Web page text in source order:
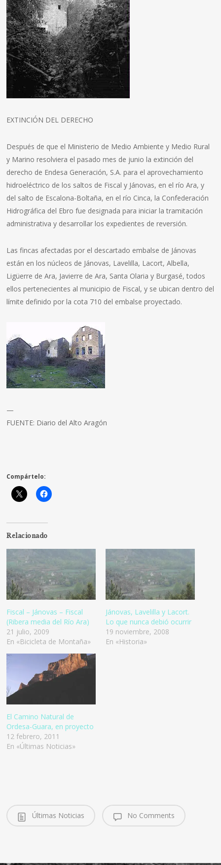
EXTINCIÓN DEL DERECHO
Después de que el Ministerio de Medio Ambiente y Medio Rural
y Marino resolviera el pasado mes de junio la extinción del
derecho de Endesa Generación, S.A. para el aprovechamiento
hidroeléctrico de los saltos de Fiscal y Jánovas, en el río Ara, y
del salto de Escalona-Boltaña, en el río Cinca, la Confederación
Hidrográfica del Ebro fue designada para iniciar la tramitación
administrativa y desarrollar los expedientes de reversión.
Las fincas afectadas por el descartado embalse de Jánovas
están en los núcleos de Jánovas, Lavelilla, Lacort, Albella,
Ligüerre de Ara, Javierre de Ara, Santa Olaria y Burgasé, todos
ellos pertenecientes al municipio de Fiscal, y se ubican dentro del
límite definido por la cota 710 del embalse proyectado.
—
FUENTE: Diario del Alto Aragón
Compártelo:
Relacionado
Fiscal – Jánovas – Fiscal
(Ribera media del Río Ara)
21 julio, 2009
En «Bicicleta de Montaña»
Jánovas, Lavelilla y Lacort.
Lo que nunca debió ocurrir
19 noviembre, 2008
En «Historia»
El Camino Natural de
Ordesa-Guara, en proyecto
12 febrero, 2011
En «Últimas Noticias»
Últimas Noticias No Comments